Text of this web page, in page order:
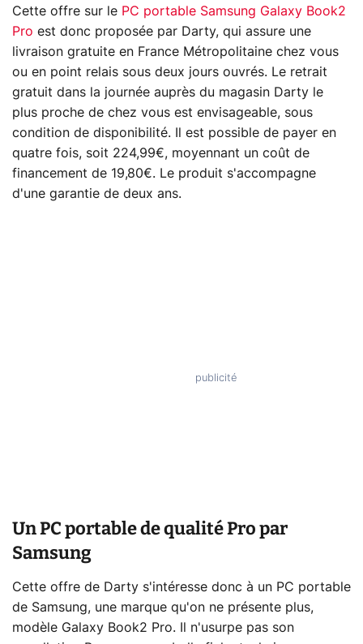
Cette offre sur le PC portable Samsung Galaxy Book2
Pro est donc proposée par Darty, qui assure une
livraison gratuite en France Métropolitaine chez vous
ou en point relais sous deux jours ouvrés. Le retrait
gratuit dans la journée auprès du magasin Darty le
plus proche de chez vous est envisageable, sous
condition de disponibilité. Il est possible de payer en
quatre fois, soit 224,99€, moyennant un coût de
financement de 19,80€. Le produit s'accompagne
d'une garantie de deux ans.
Un PC portable de qualité Pro par
Samsung
Cette offre de Darty s'intéresse donc à un PC portable
de Samsung, une marque qu'on ne présente plus,
modèle Galaxy Book2 Pro. Il n'usurpe pas son